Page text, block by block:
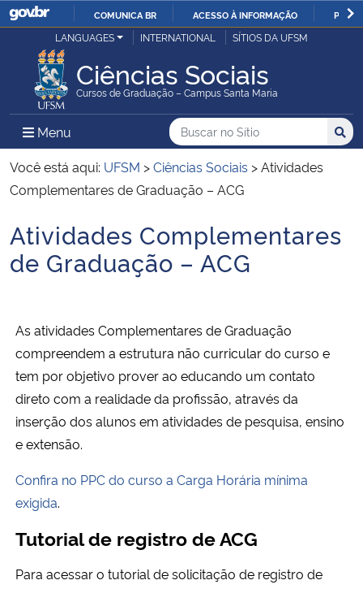
IR
O
COMUNICA BR ACESSO À INFORMAÇÃO
Ministério da Justiça e Segurança Pública
Ministério da Defesa
Ministério das Relações Exteriores
Ministério da Infraestrutura
Ministério da Educação
Ministério da Cidadania
Ministério da Saúde
Ministério da Ciência, Tecnologia, Inovações e Comunicações
Ministério do Meio Ambiente
LANGUAGES INTERNATIONAL SÍTIOS DA UFSM
Ciências Sociais
Cursos de Graduação – Campus Santa Maria
Menu Menu Principal do Sítio
Busca
Buscar no no Sítio
Busca:
Você está aqui: UFSM >Ciências Sociais >Atividades
Complementares de Graduação – ACG
Início do conteúdo
Atividades Complementares
de Graduação – ACG
As atividades Complementares de Graduação
compreendem a estrutura não curricular do curso e
tem por objetivo prover ao educando um contato
direto com a realidade da profissão, através da
inserção dos alunos em atividades de pesquisa, ensino
e extensão.
Confira no PPC do curso a Carga Horária mínima
exigida.
Tutorial de registro de ACG
Para acessar o tutorial de solicitação de registro de